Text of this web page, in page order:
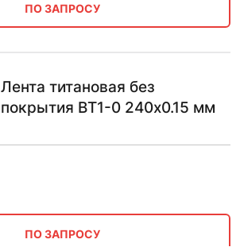
ПО ЗАПРОСУ
Лента титановая без
покрытия ВТ1-0 240х0.15 мм
ПО ЗАПРОСУ